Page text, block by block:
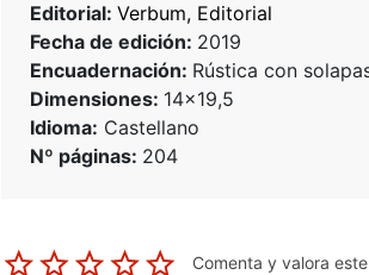
Editorial: Verbum, Editorial
Fecha de edición: 2019
Encuadernación: Rústica con
Dimensiones: 14x19,5
Idioma: Castellano
Nº páginas: 204
Comenta y valora